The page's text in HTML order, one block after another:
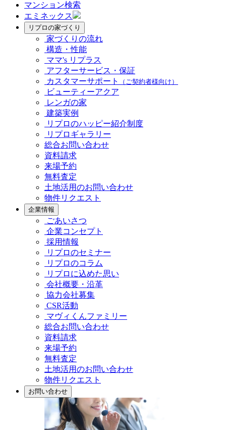
マンション検索
エミネックス
リプロの家づくり
家づくりの流れ
構造・性能
ママ's リプラス
アフターサービス・保証
カスタマーサポート
（ご契約者様向け）
ビューティーアクア
レンガの家
建築実例
リプロのハッピー紹介制度
リプロギャラリー
総合お問い合わせ
資料請求
来場予約
無料査定
土地活用のお問い合わせ
物件リクエスト
企業情報
ごあいさつ
企業コンセプト
採用情報
リプロのセミナー
リプロのコラム
リプロに込めた思い
会社概要・沿革
協力会社募集
CSR活動
マヴィくんファミリー
総合お問い合わせ
資料請求
来場予約
無料査定
土地活用のお問い合わせ
物件リクエスト
お問い合わせ